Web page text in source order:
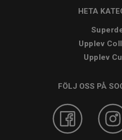
HETA
Upplev
Upplev
FÖLJ OSS PÅ